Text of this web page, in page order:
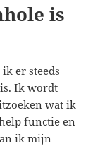
is
er steeds
Ik wordt
wat ik
functie en
ik mijn